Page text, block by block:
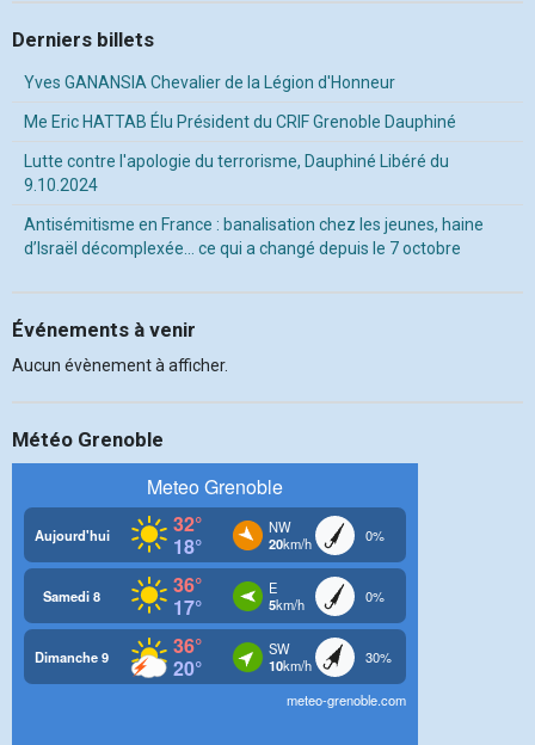
Derniers billets
Yves GANANSIA Chevalier de la Légion d'Honneur
Me Eric HATTAB Élu Président du CRIF Grenoble Dauphiné
Lutte contre l'apologie du terrorisme, Dauphiné Libéré du
9.10.2024
Antisémitisme en France : banalisation chez les jeunes, haine
d’Israël décomplexée… ce qui a changé depuis le 7 octobre
Événements à venir
Aucun évènement à afficher.
Météo Grenoble